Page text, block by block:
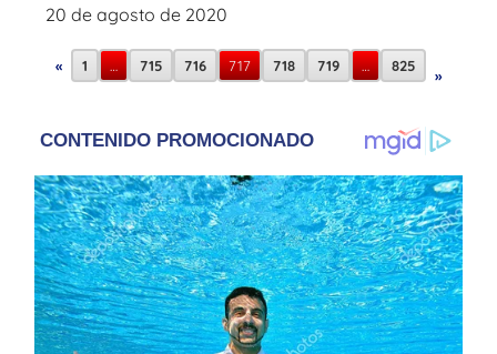
20 de agosto de 2020
« 1 … 715 716 717 718 719 … 825
»